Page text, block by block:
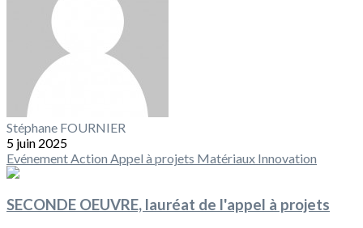
Stéphane FOURNIER
5 juin 2025
Evénement Action Appel à projets Matériaux Innovation
SECONDE OEUVRE, lauréat de l'appel à projets